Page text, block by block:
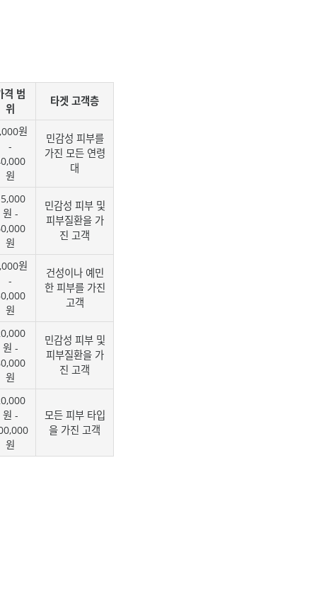
격 범
위
타겟 고객층
원
-
원
민감성 피부를
가진 모든 연령
대
원 -
원
민감성 피부 및
피부질환을 가
진 고객
원
-
원
건성이나 예민
한 피부를 가진
고객
원 -
원
민감성 피부 및
피부질환을 가
진 고객
원 -
원
모든 피부 타입
을 가진 고객